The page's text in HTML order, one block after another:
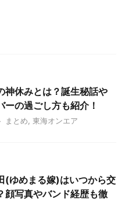
神休みとは？誕生秘話や
ーの過ごし方も紹介！
まとめ, 東海オンエア
(ゆめまる嫁)はいつから交
顔写真やバンド経歴も徹